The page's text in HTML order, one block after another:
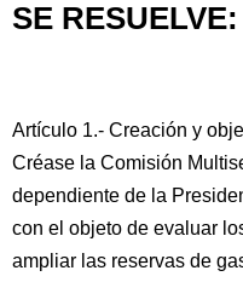
SE RESUELVE:
Artículo 1.- Creación y
Créase la Comisión
dependiente de la
con el objeto de evaluar
ampliar las reservas de